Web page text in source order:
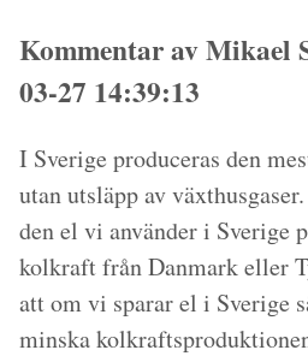
Kommentar av Mikael
03-27 14:39:13
I Sverige produceras den
utan utsläpp av
den el vi använder i Sverige
kolkraft från Danmark eller
att om vi sparar el i Sverige
minska